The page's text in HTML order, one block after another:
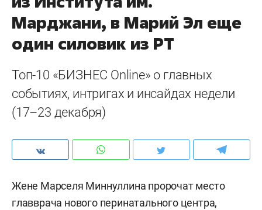
Марджани, в Марий Эл еще
один силовик из РТ
Топ-10 «БИЗНЕС Online» о главных
событиях, интригах и инсайдах недели
(17–23 декабря)
Жене Марселя Миннуллина пророчат место
главврача нового перинатального центра,